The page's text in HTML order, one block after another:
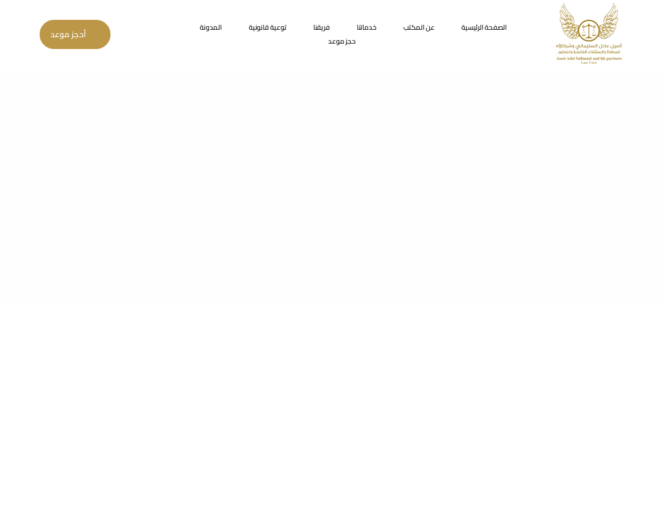
الصفحة الرئيسية عن المكتب خدماتنا فريقنا توعية قانونية
المدونة
حجز موعد
أحجز موعد